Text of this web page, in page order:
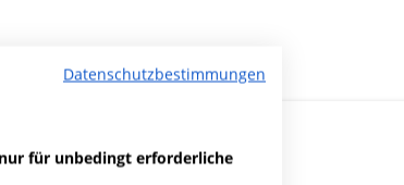
Datenschutzbestimmungen
für unbedingt erforderliche